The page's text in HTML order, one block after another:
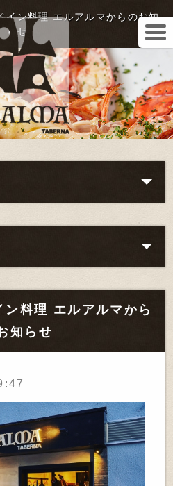
イン料理 エルアルマからのお知
らせ
料理 エルアルマから
知らせ